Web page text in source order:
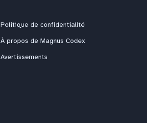
Politique de confidentialité
À propos de Magnus Codex
Avertissements